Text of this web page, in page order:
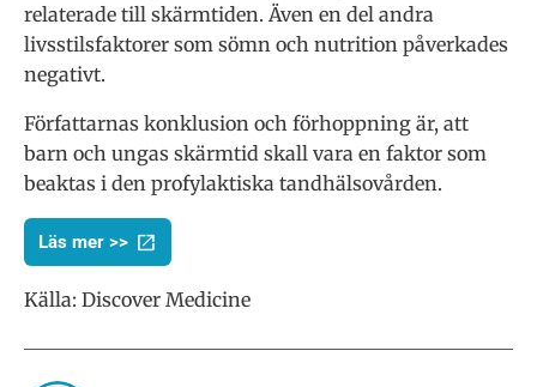
relaterade till skärmtiden. Även en del andra
livsstilsfaktorer som sömn och nutrition påverkades
negativt.
Författarnas konklusion och förhoppning är, att
barn och ungas skärmtid skall vara en faktor som
beaktas i den profylaktiska tandhälsovården.
Läs mer >>
Källa: Discover Medicine